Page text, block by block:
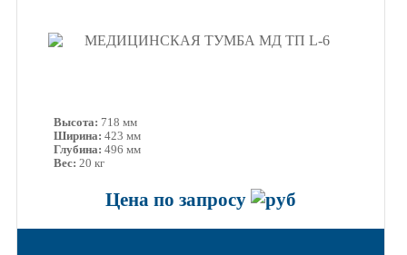
Высота: 718 мм
Ширина: 423 мм
Глубина: 496 мм
Вес: 20 кг
Цена по запросу